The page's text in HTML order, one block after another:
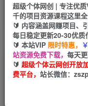
挂机
项目
脚本卡密
首页 创业课程 会员免费
CS2国内市场AI自
何形式数据验证，
超级个体网创 | 专注优
千的项目资源课程这里全
🔰 内容涵盖网赚项目、
每日稳定更新20-30优质
🔰 本站VIP 限时特惠，
站资源免费下载， 每天
🔰 超级个体云网创开放
费平台， 站长微信：